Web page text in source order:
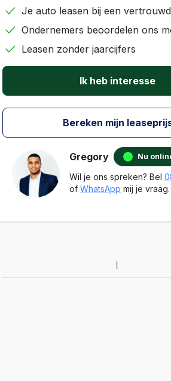
Je auto leasen bij een
Ondernemers beoordelen ons
Leasen zonder jaarcijfers
Ik heb interesse
Bereken mijn
Gregory Nu
Wil je ons spreken? Bel
ofWhatsApp mij je vraag.